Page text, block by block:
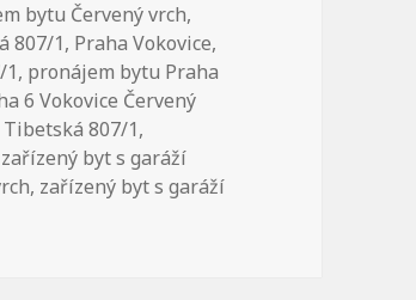
bytu Červený vrch,
807/1, Praha Vokovice,
, pronájem bytu Praha
6 Vokovice Červený
Tibetská 807/1,
zařízený byt s garáží
, zařízený byt s garáží